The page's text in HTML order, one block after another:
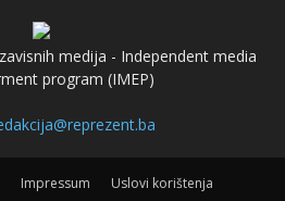
medija - Independent media
program (IMEP)
Impressum Uslovi korištenja